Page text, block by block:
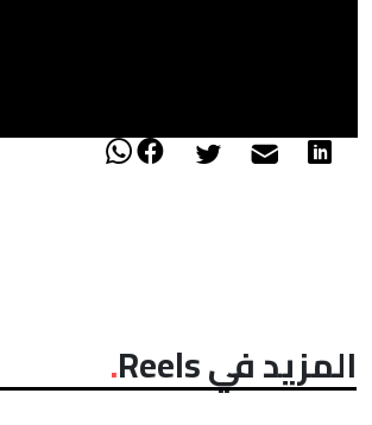
المزيد في Reels